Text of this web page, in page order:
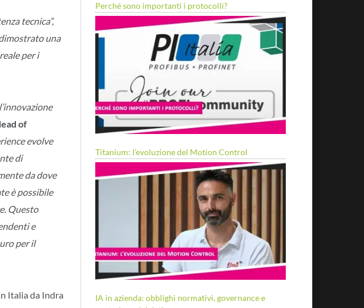
tecnica”,
una
per i
of
evolve
di
da dove
è possibile
Questo
e
per il
Italia da Indra
Perché sono importanti i protocolli?
Titanium: l’evoluzione del Motion Control
IA in azienda: obblighi normativi, governance e